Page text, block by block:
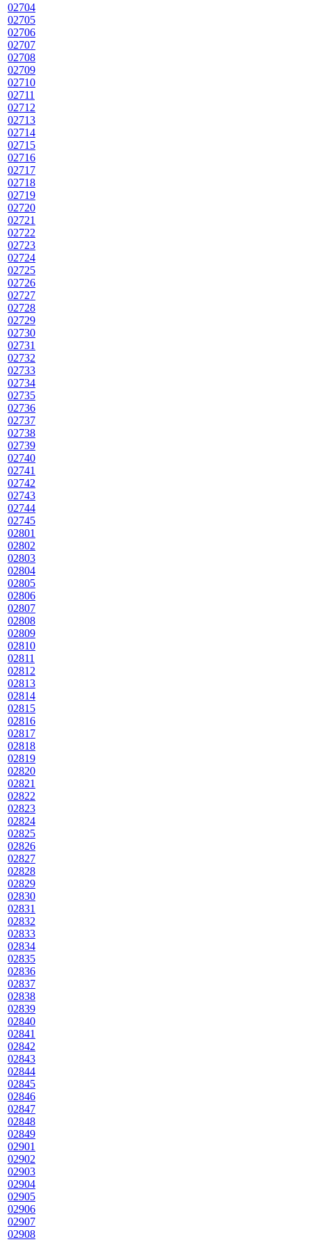
02704
02705
02706
02707
02708
02709
02710
02711
02712
02713
02714
02715
02716
02717
02718
02719
02720
02721
02722
02723
02724
02725
02726
02727
02728
02729
02730
02731
02732
02733
02734
02735
02736
02737
02738
02739
02740
02741
02742
02743
02744
02745
02801
02802
02803
02804
02805
02806
02807
02808
02809
02810
02811
02812
02813
02814
02815
02816
02817
02818
02819
02820
02821
02822
02823
02824
02825
02826
02827
02828
02829
02830
02831
02832
02833
02834
02835
02836
02837
02838
02839
02840
02841
02842
02843
02844
02845
02846
02847
02848
02849
02901
02902
02903
02904
02905
02906
02907
02908